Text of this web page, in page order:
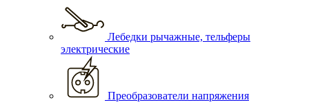
Лебедки рычажные, тельферы
электрические
Преобразователи напряжения